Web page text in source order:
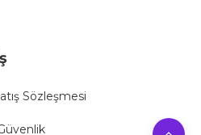
Sözleşmesi